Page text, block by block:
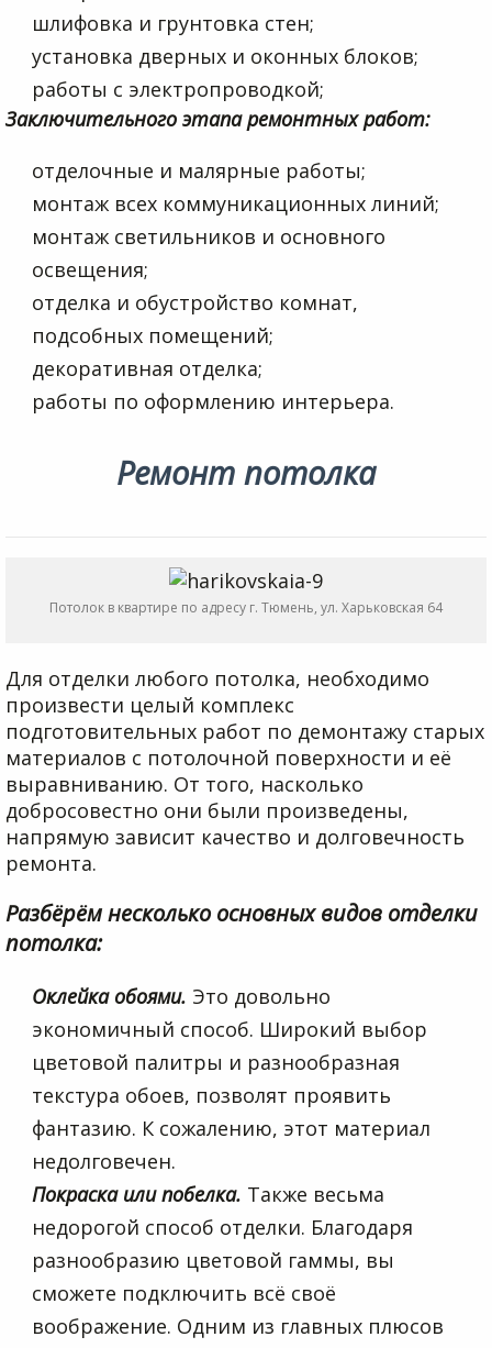
шлифовка и грунтовка стен;
установка дверных и оконных блоков;
работы с электропроводкой;
Заключительного этапа ремонтных работ:
отделочные и малярные работы;
монтаж всех коммуникационных линий;
монтаж светильников и основного
освещения;
отделка и обустройство комнат,
подсобных помещений;
декоративная отделка;
работы по оформлению интерьера.
Ремонт потолка
Потолок в квартире по адресу г. Тюмень, ул. Харьковская 64
Для отделки любого потолка, необходимо
произвести целый комплекс
подготовительных работ по демонтажу старых
материалов с потолочной поверхности и её
выравниванию. От того, насколько
добросовестно они были произведены,
напрямую зависит качество и долговечность
ремонта.
Разбёрём несколько основных видов отделки
потолка:
Оклейка обоями. Это довольно
экономичный способ. Широкий выбор
цветовой палитры и разнообразная
текстура обоев, позволят проявить
фантазию. К сожалению, этот материал
недолговечен.
Покраска или побелка. Также весьма
недорогой способ отделки. Благодаря
разнообразию цветовой гаммы, вы
сможете подключить всё своё
воображение. Одним из главных плюсов